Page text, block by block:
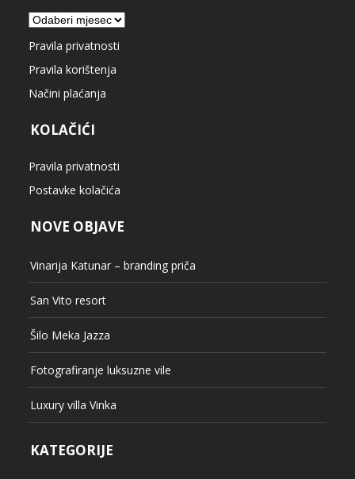
Arhiva
Pravila privatnosti
Pravila korištenja
Načini plaćanja
KOLAČIĆI
Pravila privatnosti
Postavke kolačića
NOVE OBJAVE
Vinarija Katunar – branding priča
San Vito resort
Šilo Meka Jazza
Fotografiranje luksuzne vile
Luxury villa Vinka
KATEGORIJE